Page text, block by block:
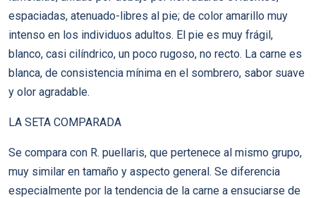
espaciadas, atenuado-libres al pie; de color amarillo muy
intenso en los individuos adultos. El pie es muy frágil,
blanco, casi cilíndrico, un poco rugoso, no recto. La carne es
blanca, de consistencia mínima en el sombrero, sabor suave
y olor agradable.
LA SETA COMPARADA
Se compara con R. puellaris, que pertenece al mismo grupo,
muy similar en tamaño y aspecto general. Se diferencia
especialmente por la tendencia de la carne a ensuciarse de